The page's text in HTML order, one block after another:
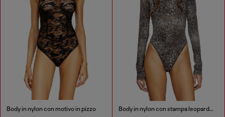
Body in nylon con motivo in pizzo Body in nylon con stampa leopardata